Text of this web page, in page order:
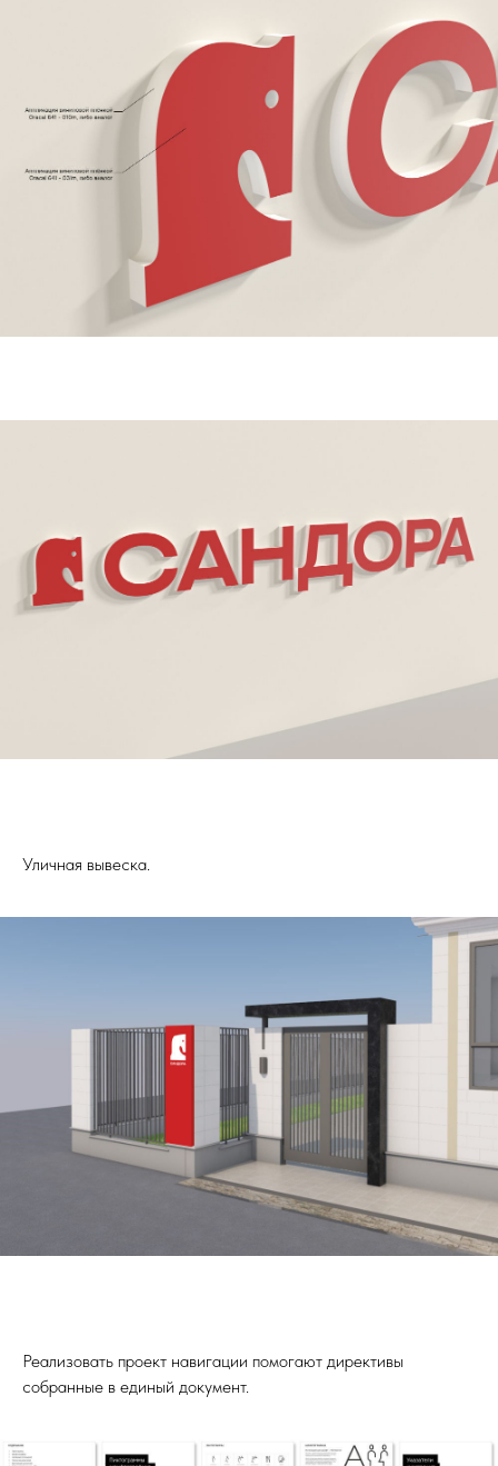
Уличная вывеска.
Реализовать проект навигации помогают директивы
собранные в единый документ.